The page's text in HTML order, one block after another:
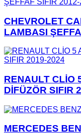
CHEVROLET
LAMBASI
RENAULT CLİO
DİFÜZÖR SIFIR
MERCEDES